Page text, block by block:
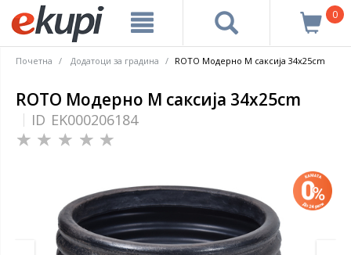
0
Почетна Додатоци за градина ROTO Модерно M саксија 34x25cm
ROTO Модерно M саксија 34x25cm
ID EK000206184